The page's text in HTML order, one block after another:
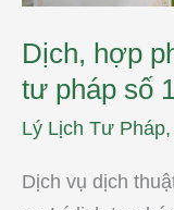
Dịch, hợp
tư pháp số
Lý Lịch Tư Pháp,
Dịch vụ dịch
số
và
số
2
nhanh,
giá